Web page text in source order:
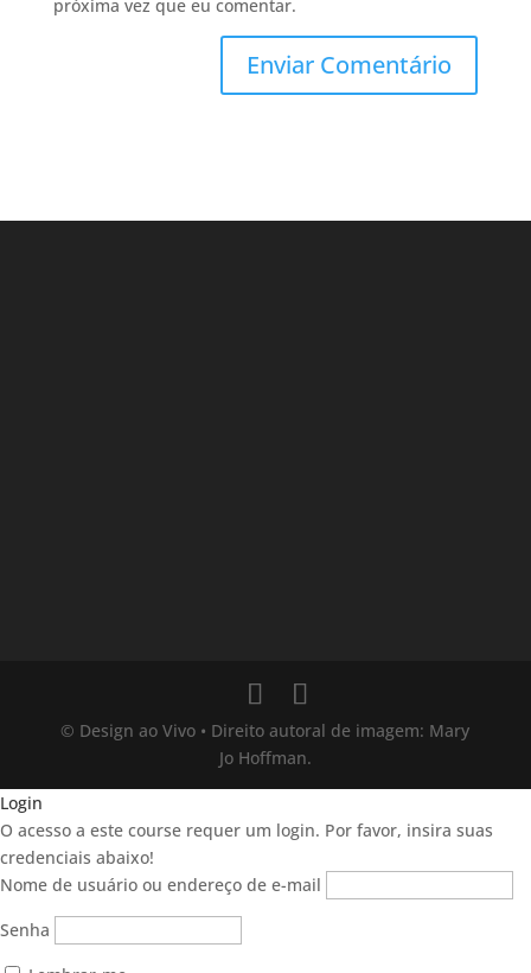
próxima vez que eu comentar.
© Design ao Vivo • Direito autoral de imagem: Mary
Jo Hoffman.
Login
O acesso a este course requer um login. Por favor, insira suas
credenciais abaixo!
Nome de usuário ou endereço de e-mail
Senha